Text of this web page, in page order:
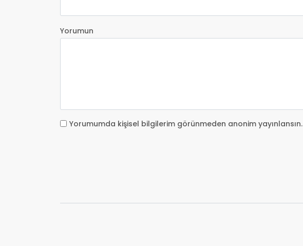
Yorumun
Yorumumda kişisel bilgilerim görünmeden anonim yayınlansın.